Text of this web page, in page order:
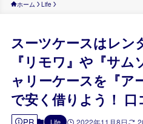
ホーム Life
スーツケースはレン
『リモワ』や『サ
ャリーケースを『ア
で安く借りよう！ 口
Life 2022年11月8日